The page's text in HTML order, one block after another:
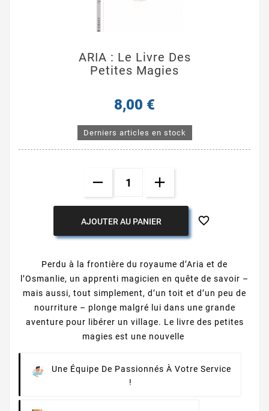
ARIA : Le Livre Des
Petites Magies
8,00 €
Derniers articles en stock
AJOUTER AU PANIER 
Perdu à la frontière du royaume d’Aria et de
l’Osmanlie, un apprenti magicien en quête de savoir –
mais aussi, tout simplement, d’un toit et d’un peu de
nourriture – plonge malgré lui dans une grande
aventure pour libérer un village. Le livre des petites
magies est une nouvelle
Une Équipe De Passionnés À Votre Service
!